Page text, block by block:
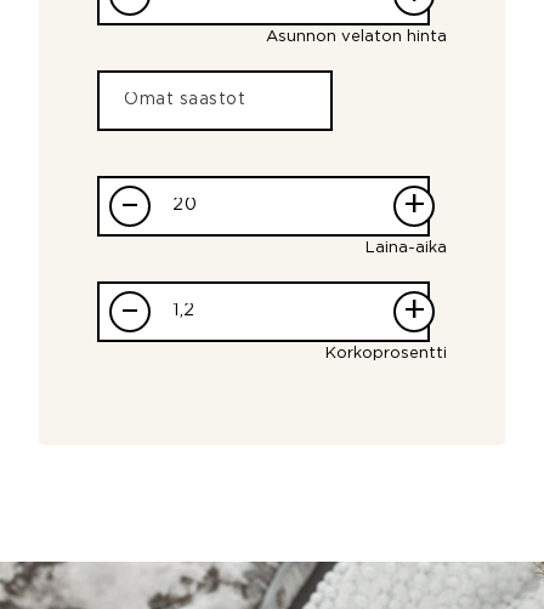
Asunnon velaton hinta
– +
Laina-aika
– +
Korkoprosentti